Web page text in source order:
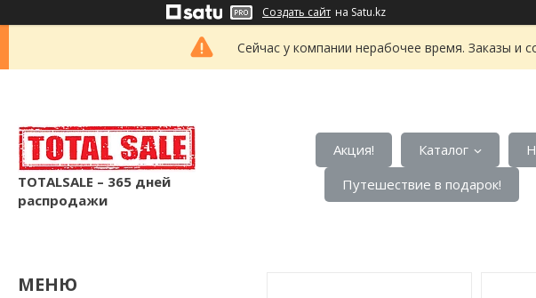
Создать сайт на Satu.kz
Сейчас у компании нерабочее время. Заказы и
TOTALSALE – 365 дней
распродажи
Акция! Каталог
Путешествие в подарок!